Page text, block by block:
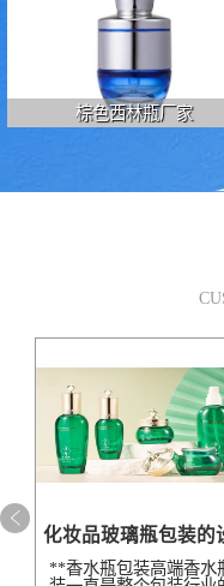
棕色西林瓶厂家
使用率为什么高于塑料瓶？
**香水瓶包装高端香水